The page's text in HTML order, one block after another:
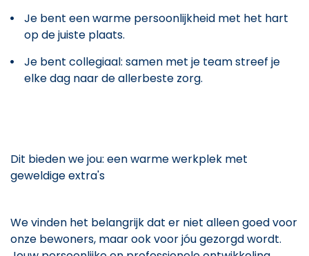
Je bent een warme persoonlijkheid met het hart
op de juiste plaats.
Je bent collegiaal: samen met je team streef je
elke dag naar de allerbeste zorg.
Dit bieden we jou: een warme werkplek met
geweldige extra's
We vinden het belangrijk dat er niet alleen goed voor
onze bewoners, maar ook voor jóu gezorgd wordt.